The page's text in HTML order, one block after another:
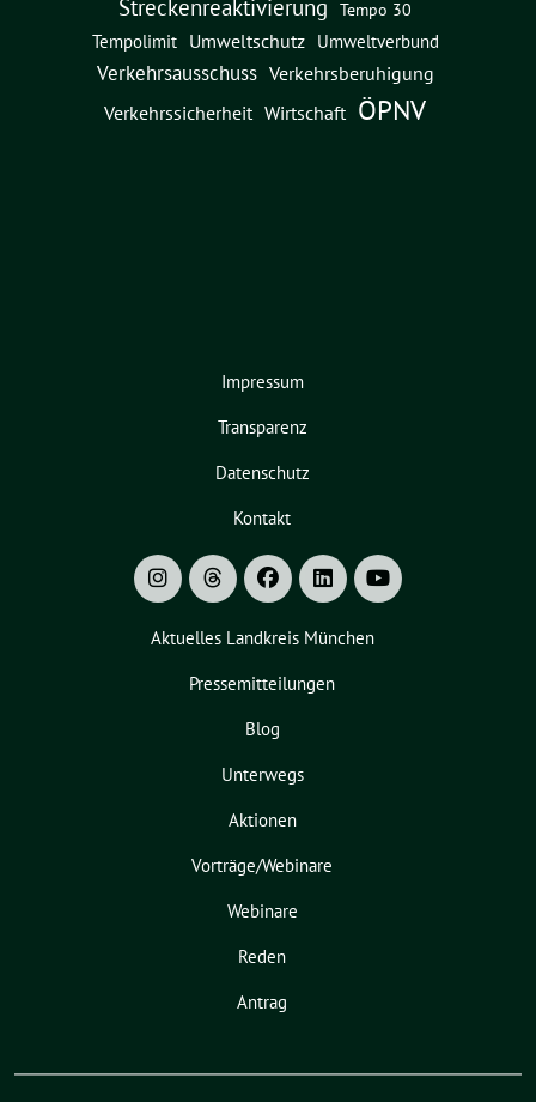
Streckenreaktivierung Tempo 30
Tempolimit Umweltschutz Umweltverbund
Verkehrsausschuss Verkehrsberuhigung
Verkehrssicherheit Wirtschaft ÖPNV
Impressum
Transparenz
Datenschutz
Kontakt
Aktuelles Landkreis München
Pressemitteilungen
Blog
Unterwegs
Aktionen
Vorträge/Webinare
Webinare
Reden
Antrag